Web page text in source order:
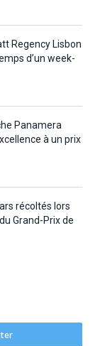
Regency Lisbon
d’un week-
Panamera
à un prix
récoltés lors
Grand-Prix de